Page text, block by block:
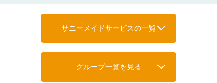
サニーメイドサービスの一覧
グループ一覧を見る